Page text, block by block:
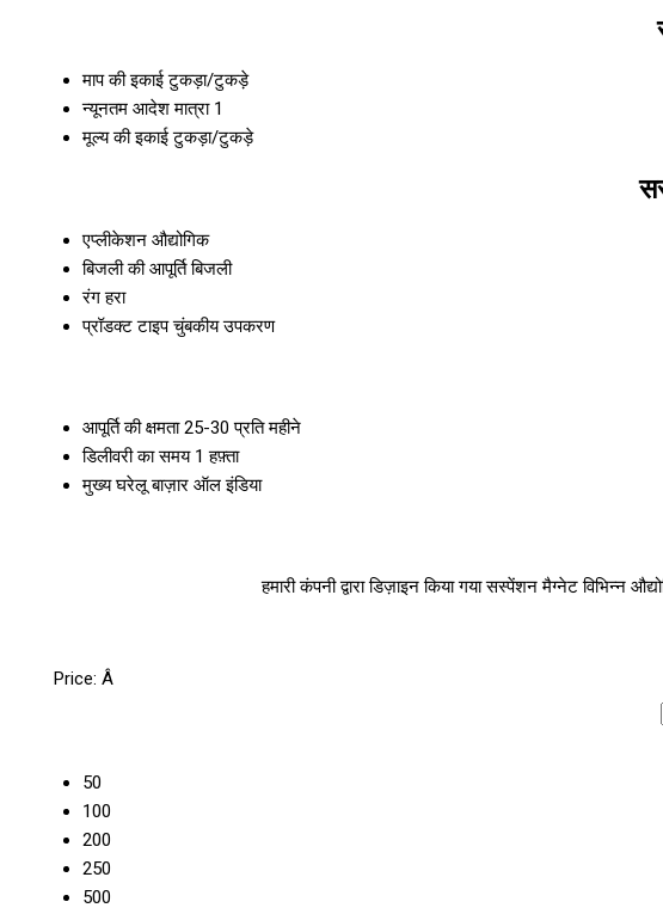
माप की इकाई टुकड़ा/टुकड़े
न्यूनतम आदेश मात्रा 1
मूल्य की इकाई टुकड़ा/टुकड़े
एप्लीकेशन औद्योगिक
बिजली की आपूर्ति बिजली
रंग हरा
प्रॉडक्ट टाइप चुंबकीय उपकरण
आपूर्ति की क्षमता 25-30 प्रति महीने
डिलीवरी का समय 1 हफ़्ता
मुख्य घरेलू बाज़ार ऑल इंडिया
हमारी कंपनी द्वारा डिज़ाइन किया गया सस्पेंशन मैग्नेट विभिन्न
Price: Â
50
100
200
250
500